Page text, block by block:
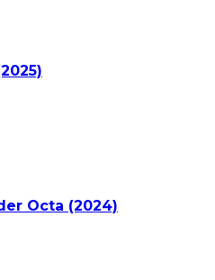
Octa (2024)